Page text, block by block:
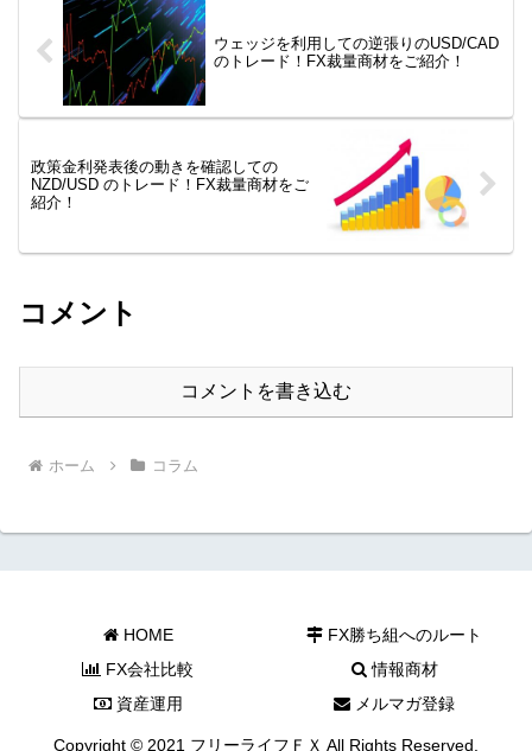
ウェッジを利用しての逆張りのUSD/CAD
のトレード！FX裁量商材をご紹介！
政策金利発表後の動きを確認しての
NZD/USD のトレード！FX裁量商材をご
紹介！
コメント
コメントを書き込む
ホーム コラム
HOME
FX勝ち組へのルート
FX会社比較
情報商材
資産運用
メルマガ登録
Copyright © 2021 フリーライフＦＸ All Rights Reserved.